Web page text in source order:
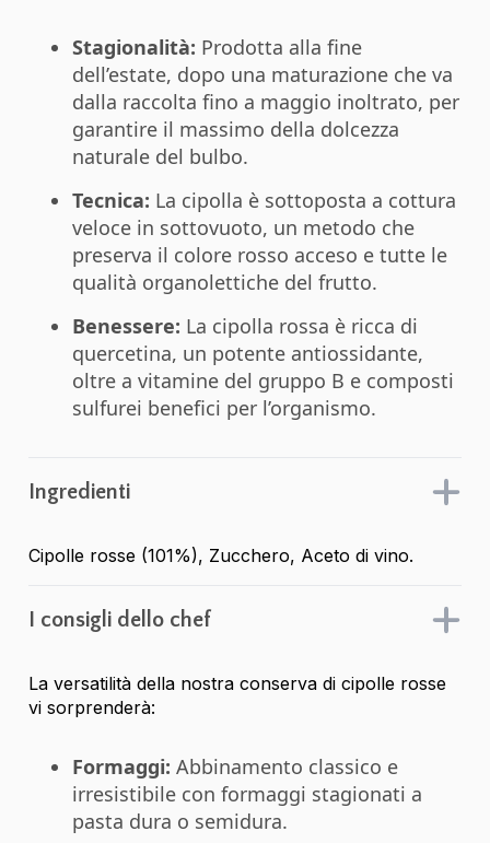
Stagionalità: Prodotta alla fine
dell’estate, dopo una maturazione che va
dalla raccolta fino a maggio inoltrato, per
garantire il massimo della dolcezza
naturale del bulbo.
Tecnica: La cipolla è sottoposta a cottura
veloce in sottovuoto, un metodo che
preserva il colore rosso acceso e tutte le
qualità organolettiche del frutto.
Benessere: La cipolla rossa è ricca di
quercetina, un potente antiossidante,
oltre a vitamine del gruppo B e composti
sulfurei benefici per l’organismo.
Ingredienti
Cipolle rosse (101%), Zucchero, Aceto di vino.
I consigli dello chef
La versatilità della nostra conserva di cipolle rosse
vi sorprenderà:
Formaggi: Abbinamento classico e
irresistibile con formaggi stagionati a
pasta dura o semidura.